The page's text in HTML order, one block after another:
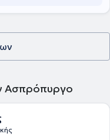
Ασπρόπυργο